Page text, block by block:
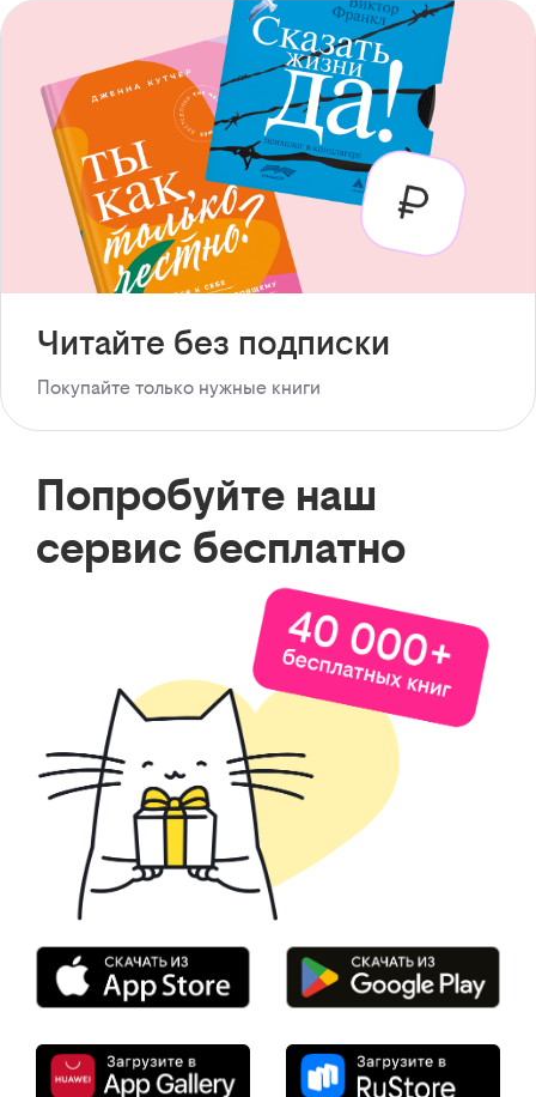
Читайте без подписки
Покупайте только нужные книги
Попробуйте наш
сервис бесплатно